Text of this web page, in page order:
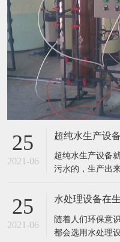
25
2021-06
超纯水生产设
超纯水生产设备
污水的，生产出
也就深受到企业
要也是用在水处
业中的。 超纯水生产设备的工作原理： 超纯水生
产设备的工作过
子去除不想要的
25
2021-06
水处理设备在
随着人们环保意
都会选用水处理
么，这种设备具有哪些特
出水水质好。 2、工业食品超纯水设备多采用多
介质过滤器、活
预处理，能有效
沙、异味等杂质
25
2021-06
反渗透膜污染
反渗透膜，是膜
它所产生的膜污
让膜孔径变小或
渗透设备的核心
的要素、损害。 1、反渗透体系污染 反渗透体系
的污染通常指体
25
2021-06
反渗透膜在彩
彩色显像管是传
与黑白显像管基